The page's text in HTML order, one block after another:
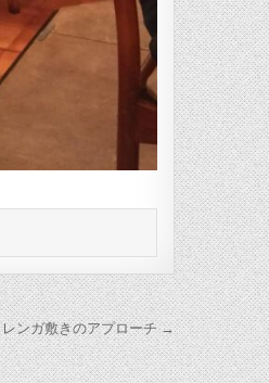
レンガ敷きのアプローチ →